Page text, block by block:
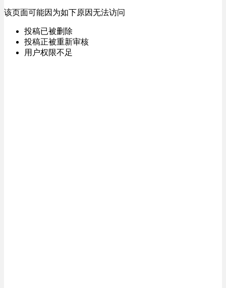
该页面可能因为如下原因无法访问
投稿已被删除
投稿正被重新审核
用户权限不足